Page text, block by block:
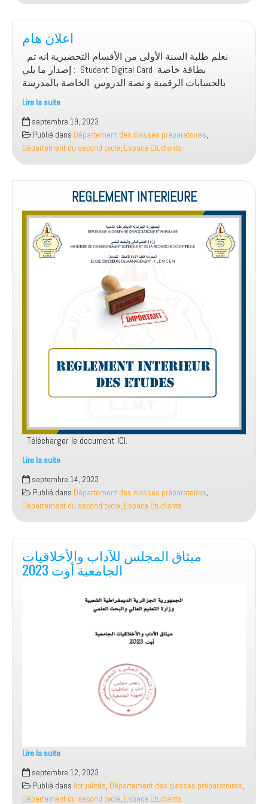
médicale
pour
les
étudiantsde
première
année
préparatoire
2024.
اعلان هام
إصدار ما يلي : Student Digital Card بطاقة خاصة
بالحسابات الرقمية و نصة الدروس الخاصة بالمدرسة
Lire la suite
اعلان
هامseptembre 19, 2023
Publié dans Département des classes préparatoires,
Département du second cycle, Espace Etudiants
REGLEMENT INTERIEURE
Télécharger le document ICI.
Lire la suite
REGLEMENT
INTERIEURE
septembre 14, 2023
Publié dans Département des classes préparatoires,
Département du second cycle, Espace Etudiants
ميثاق المجلس للآداب والأخلاقيات
الجامعية أوت 2023
Lire la suite
ميثاق
المجلس
للآداب
septembre 12, 2023
Publié dans Actualités, Département des classes préparatoires,
Département du second cycle, Espace Etudiants